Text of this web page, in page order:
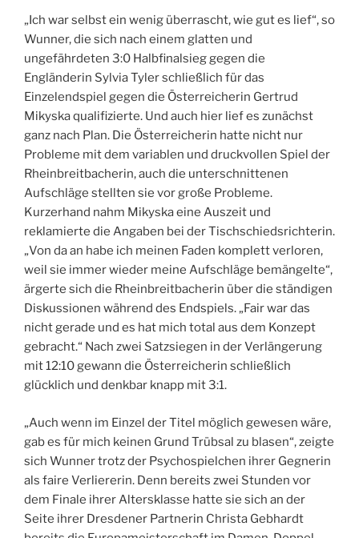
„Ich war selbst ein wenig überrascht, wie gut es lief“, so
Wunner, die sich nach einem glatten und
ungefährdeten 3:0 Halbfinalsieg gegen die
Engländerin Sylvia Tyler schließlich für das
Einzelendspiel gegen die Österreicherin Gertrud
Mikyska qualifizierte. Und auch hier lief es zunächst
ganz nach Plan. Die Österreicherin hatte nicht nur
Probleme mit dem variablen und druckvollen Spiel der
Rheinbreitbacherin, auch die unterschnittenen
Aufschläge stellten sie vor große Probleme.
Kurzerhand nahm Mikyska eine Auszeit und
reklamierte die Angaben bei der Tischschiedsrichterin.
„Von da an habe ich meinen Faden komplett verloren,
weil sie immer wieder meine Aufschläge bemängelte“,
ärgerte sich die Rheinbreitbacherin über die ständigen
Diskussionen während des Endspiels. „Fair war das
nicht gerade und es hat mich total aus dem Konzept
gebracht.“ Nach zwei Satzsiegen in der Verlängerung
mit 12:10 gewann die Österreicherin schließlich
glücklich und denkbar knapp mit 3:1.
„Auch wenn im Einzel der Titel möglich gewesen wäre,
gab es für mich keinen Grund Trübsal zu blasen“, zeigte
sich Wunner trotz der Psychospielchen ihrer Gegnerin
als faire Verliererin. Denn bereits zwei Stunden vor
dem Finale ihrer Altersklasse hatte sie sich an der
Seite ihrer Dresdener Partnerin Christa Gebhardt